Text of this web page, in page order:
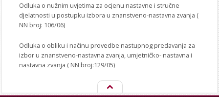
Odluka o nužnim uvjetima za ocjenu nastavne i stručne
djelatnosti u postupku izbora u znanstveno-nastavna zvanja (
NN broj: 106/06)
Odluka o obliku i načinu provedbe nastupnog predavanja za
izbor u znanstveno-nastavna zvanja, umjetničko- nastavna i
nastavna zvanja ( NN broj:129/05)